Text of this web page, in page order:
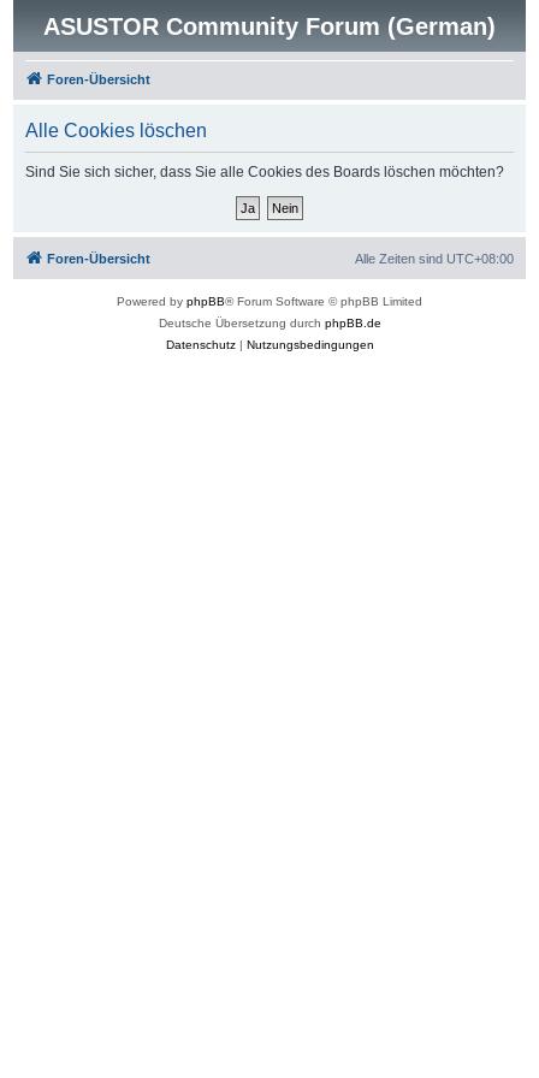
ASUSTOR Community Forum (German)
Foren-Übersicht
Alle Cookies löschen
Sind Sie sich sicher, dass Sie alle Cookies des Boards löschen möchten?
Foren-Übersicht Alle Zeiten sind UTC+08:00
Powered by phpBB® Forum Software © phpBB Limited
Deutsche Übersetzung durch phpBB.de
Datenschutz| Nutzungsbedingungen